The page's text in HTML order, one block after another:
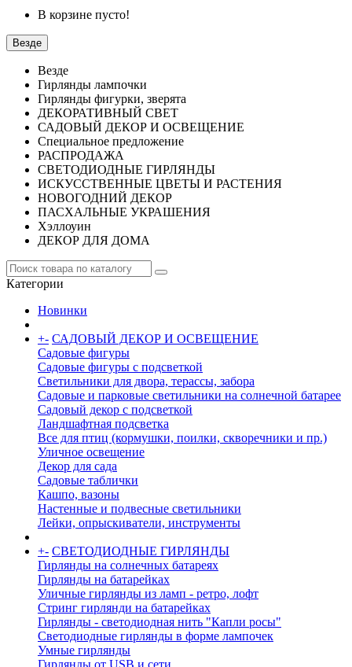
В корзине пусто!
Везде
Везде
Гирлянды лампочки
Гирлянды фигурки, зверята
ДЕКОРАТИВНЫЙ СВЕТ
САДОВЫЙ ДЕКОР И ОСВЕЩЕНИЕ
Специальное предложение
РАСПРОДАЖА
СВЕТОДИОДНЫЕ ГИРЛЯНДЫ
ИСКУССТВЕННЫЕ ЦВЕТЫ И РАСТЕНИЯ
НОВОГОДНИЙ ДЕКОР
ПАСХАЛЬНЫЕ УКРАШЕНИЯ
Хэллоуин
ДЕКОР ДЛЯ ДОМА
Категории
Новинки
+- САДОВЫЙ ДЕКОР И ОСВЕЩЕНИЕ
Садовые фигуры
Садовые фигуры с подсветкой
Светильники для двора, терассы, забора
Садовые и парковые светильники на солнечной батарее
Садовый декор с подсветкой
Ландшафтная подсветка
Все для птиц (кормушки, поилки, скворечники и пр.)
Уличное освещение
Декор для сада
Садовые таблички
Кашпо, вазоны
Настенные и подвесные светильники
Лейки, опрыскиватели, инструменты
+- СВЕТОДИОДНЫЕ ГИРЛЯНДЫ
Гирлянды на солнечных батареях
Гирлянды на батарейках
Уличные гирлянды из ламп - ретро, лофт
Стринг гирлянди на батарейках
Гирлянды - светодиодная нить "Капли росы"
Светодиодные гирлянды в форме лампочек
Умные гирлянды
Гирлянды от USB и сети